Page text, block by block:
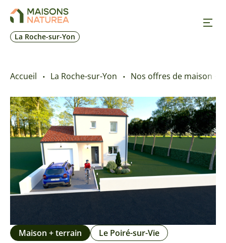
La Roche-sur-Yon
Nos offres
Prendre RDV
+33 2 28 19 62 78
Accueil La Roche-sur-Yon Nos offres de maison +
Maison + terrain Le Poiré-sur-Vie